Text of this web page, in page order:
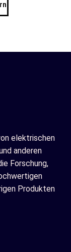
elektrischen
anderen
Forschung,
Produkten